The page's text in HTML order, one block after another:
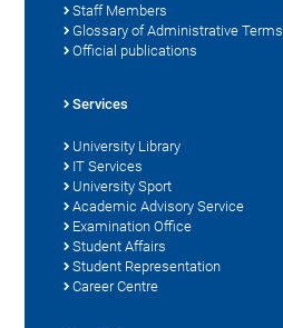
Staff Members
Glossary of Administrative Terms
Official publications
Services
University Library
IT Services
University Sport
Academic Advisory Service
Examination Office
Student Affairs
Student Representation
Career Centre